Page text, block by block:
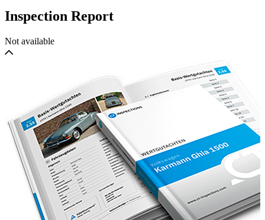
Inspection Report
Not available